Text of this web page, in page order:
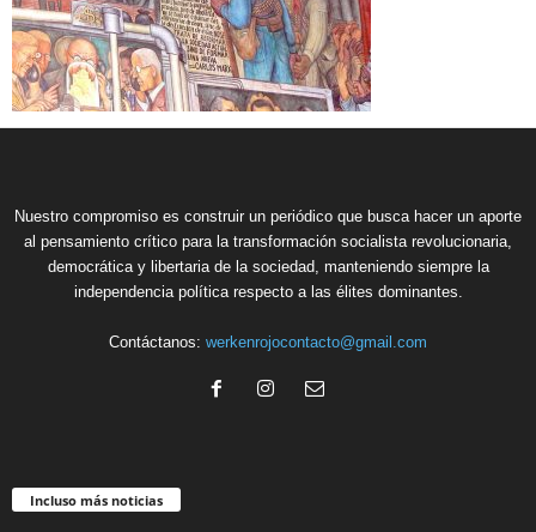
Nuestro compromiso es construir un periódico que busca hacer un aporte
al pensamiento crítico para la transformación socialista revolucionaria,
democrática y libertaria de la sociedad, manteniendo siempre la
independencia política respecto a las élites dominantes.
Contáctanos: werkenrojocontacto@gmail.com
Incluso más noticias